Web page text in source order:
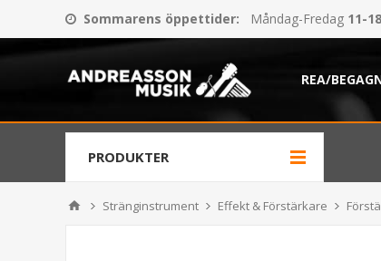
Sommarens öppettider: Måndag-Fredag 11-18
REA/
PRODUKTER
Stränginstrument Effekt & Förstärkare